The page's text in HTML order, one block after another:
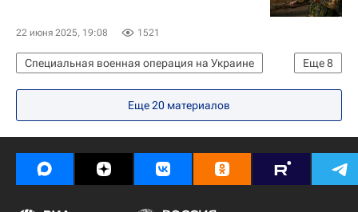
Вооруженные силы Украины
22 июня 2025, 19:08 1521
Еще8
Специальная военная операция на Украине
Россия
Украина
Сумы
Владимир Мединский
Александр Сырский
Вооруженные силы Украины
Верховная Рада Украины
Еще20 материалов